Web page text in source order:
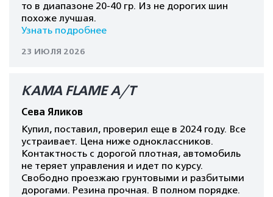
то в диапазоне 20-40 гр. Из не дорогих шин
похоже лучшая.
Узнать подробнее
23 ИЮЛЯ 2026
КАМА FLAME A/T
Сева Яликов
Купил, поставил, проверил еще в 2024 году. Все
устраивает. Цена ниже одноклассников.
Контактность с дорогой плотная, автомобиль
не теряет управления и идет по курсу.
Свободно проезжаю грунтовыми и разбитыми
дорогами. Резина прочная. В полном порядке.